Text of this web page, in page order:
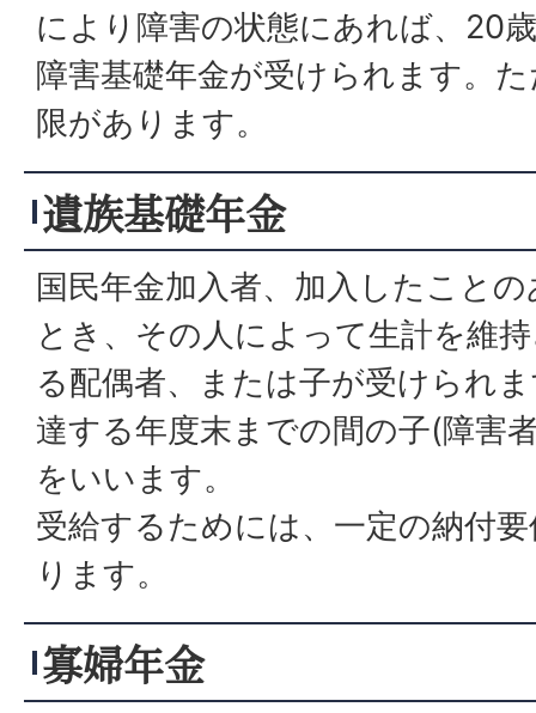
により障害の状態にあれば、20
障害基礎年金が受けられます。
限があります。
遺族基礎年金
国民年金加入者、加入したこと
とき、その人によって生計を維
る配偶者、または子が受けられ
達する年度末までの間の子(障害
をいいます。
受給するためには、一定の納付
ります。
寡婦年金